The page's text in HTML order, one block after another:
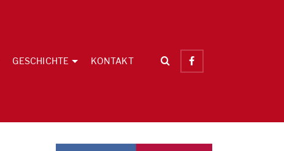
GESCHICHTE KONTAKT